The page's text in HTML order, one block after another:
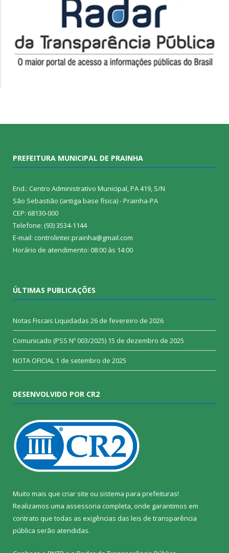
PREFEITURA MUNICIPAL DE PRAINHA
End.: Centro Administrativo Municipal, PA 419, S/N
São Sebastião (antiga base física) - Prainha-PA
CEP: 68130-000
Telefone: (93) 3534-1144
E-mail: controlinter.prainha@gmail.com
Horário de atendimento: 08:00 às 14:00
ÚLTIMAS PUBLICAÇÕES
Notas Fiscais Liquidadas 26 de fevereiro de 2026
Comunicado (PSS Nº 003/2025) 15 de dezembro de 2025
NOTA OFICIAL 1 de setembro de 2025
DESENVOLVIDO POR CR2
Muito mais que criar site ou sistema para prefeituras!
Realizamos uma assessoria completa, onde garantimos em
contrato que todas as exigências das leis de transparência
pública serão atendidas.